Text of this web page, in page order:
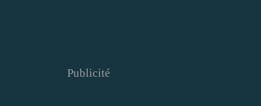
Publicité